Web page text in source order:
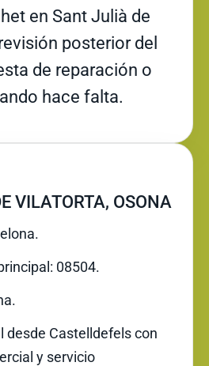
en Sant Julià de
posterior del
de reparación o
hace falta.
VILATORTA, OSONA
08504.
desde Castelldefels con
y servicio